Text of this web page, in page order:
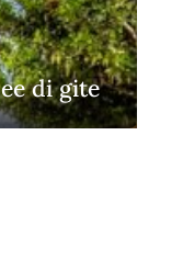
di gite